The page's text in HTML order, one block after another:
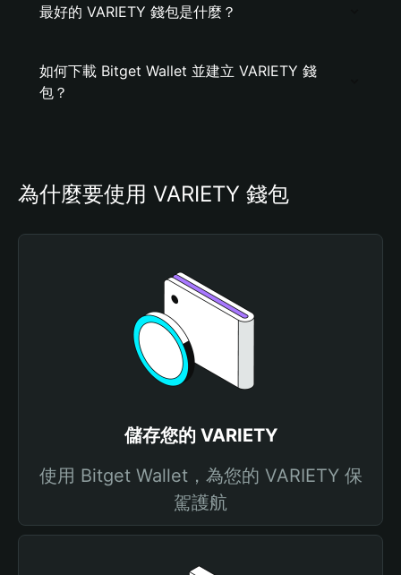
最好的 VARIETY 錢包是什麼？
如何下載 Bitget Wallet 並建立 VARIETY 錢
包？
為什麼要使用 VARIETY 錢包
儲存您的 VARIETY
使用 Bitget Wallet，為您的 VARIETY 保
駕護航